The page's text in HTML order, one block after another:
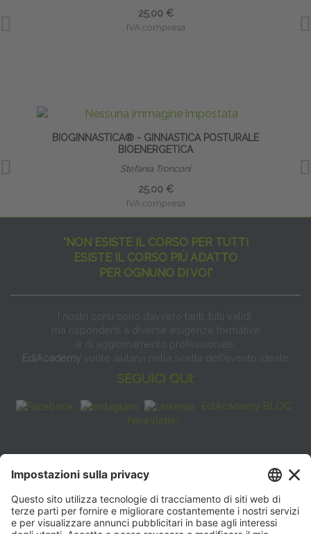
25,00 €
IVA compresa
BIOGINNASTICA® - GINNASTICA POSTURALE
BIOENERGETICA
Stefania Tronconi
25,00 €
IVA compresa
"NON ESISTE IL CORSO PER TUTTI
ESISTE IL CORSO PIÙ ADATTO
PER OGNUNO DI VOI"
I nostri corsi sono davvero tanti, tutti validi
ma rispondenti a diverse esigenze formative
e di aggiornamento professionale.
EdiAcademy vuole aiutarvi nella scelta dell’evento ideale
SEGUICI QUI:
EdiAcademy BLOG
Newsletter
FAQ
CONTATTI
EdiAcademy